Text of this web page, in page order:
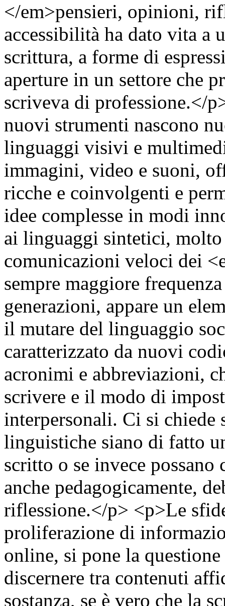
</em>pensieri, opinioni,
accessibilità ha dato vita a
scrittura, a forme di
aperture in un settore che
scriveva di professione.</
nuovi strumenti nascono
linguaggi visivi e
immagini, video e suoni,
ricche e coinvolgenti e
idee complesse in modi
ai linguaggi sintetici,
comunicazioni veloci dei
sempre maggiore
generazioni, appare un
il mutare del linguaggio
caratterizzato da nuovi
acronimi e abbreviazioni,
scrivere e il modo di
interpersonali. Ci si chiede
linguistiche siano di fatto
scritto o se invece
anche pedagogicamente,
riflessione.</p> <p>Le
proliferazione di
online, si pone la
discernere tra contenuti
sostanza, se è vero che la